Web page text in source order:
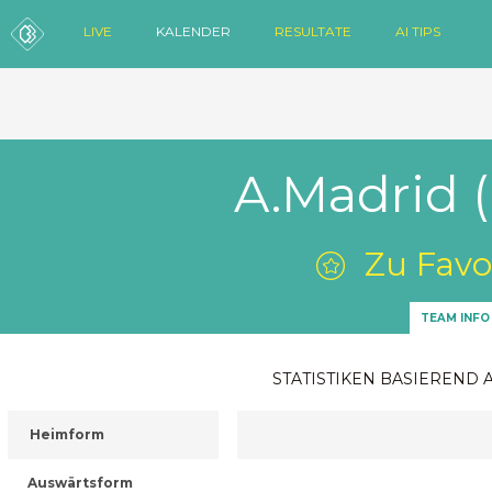
LIVE KALENDER RESULTATE AI TIPS
A.Madrid
Zu
TEAM INFO
STATISTIKEN BASIEREND
Heimform
Auswärtsform